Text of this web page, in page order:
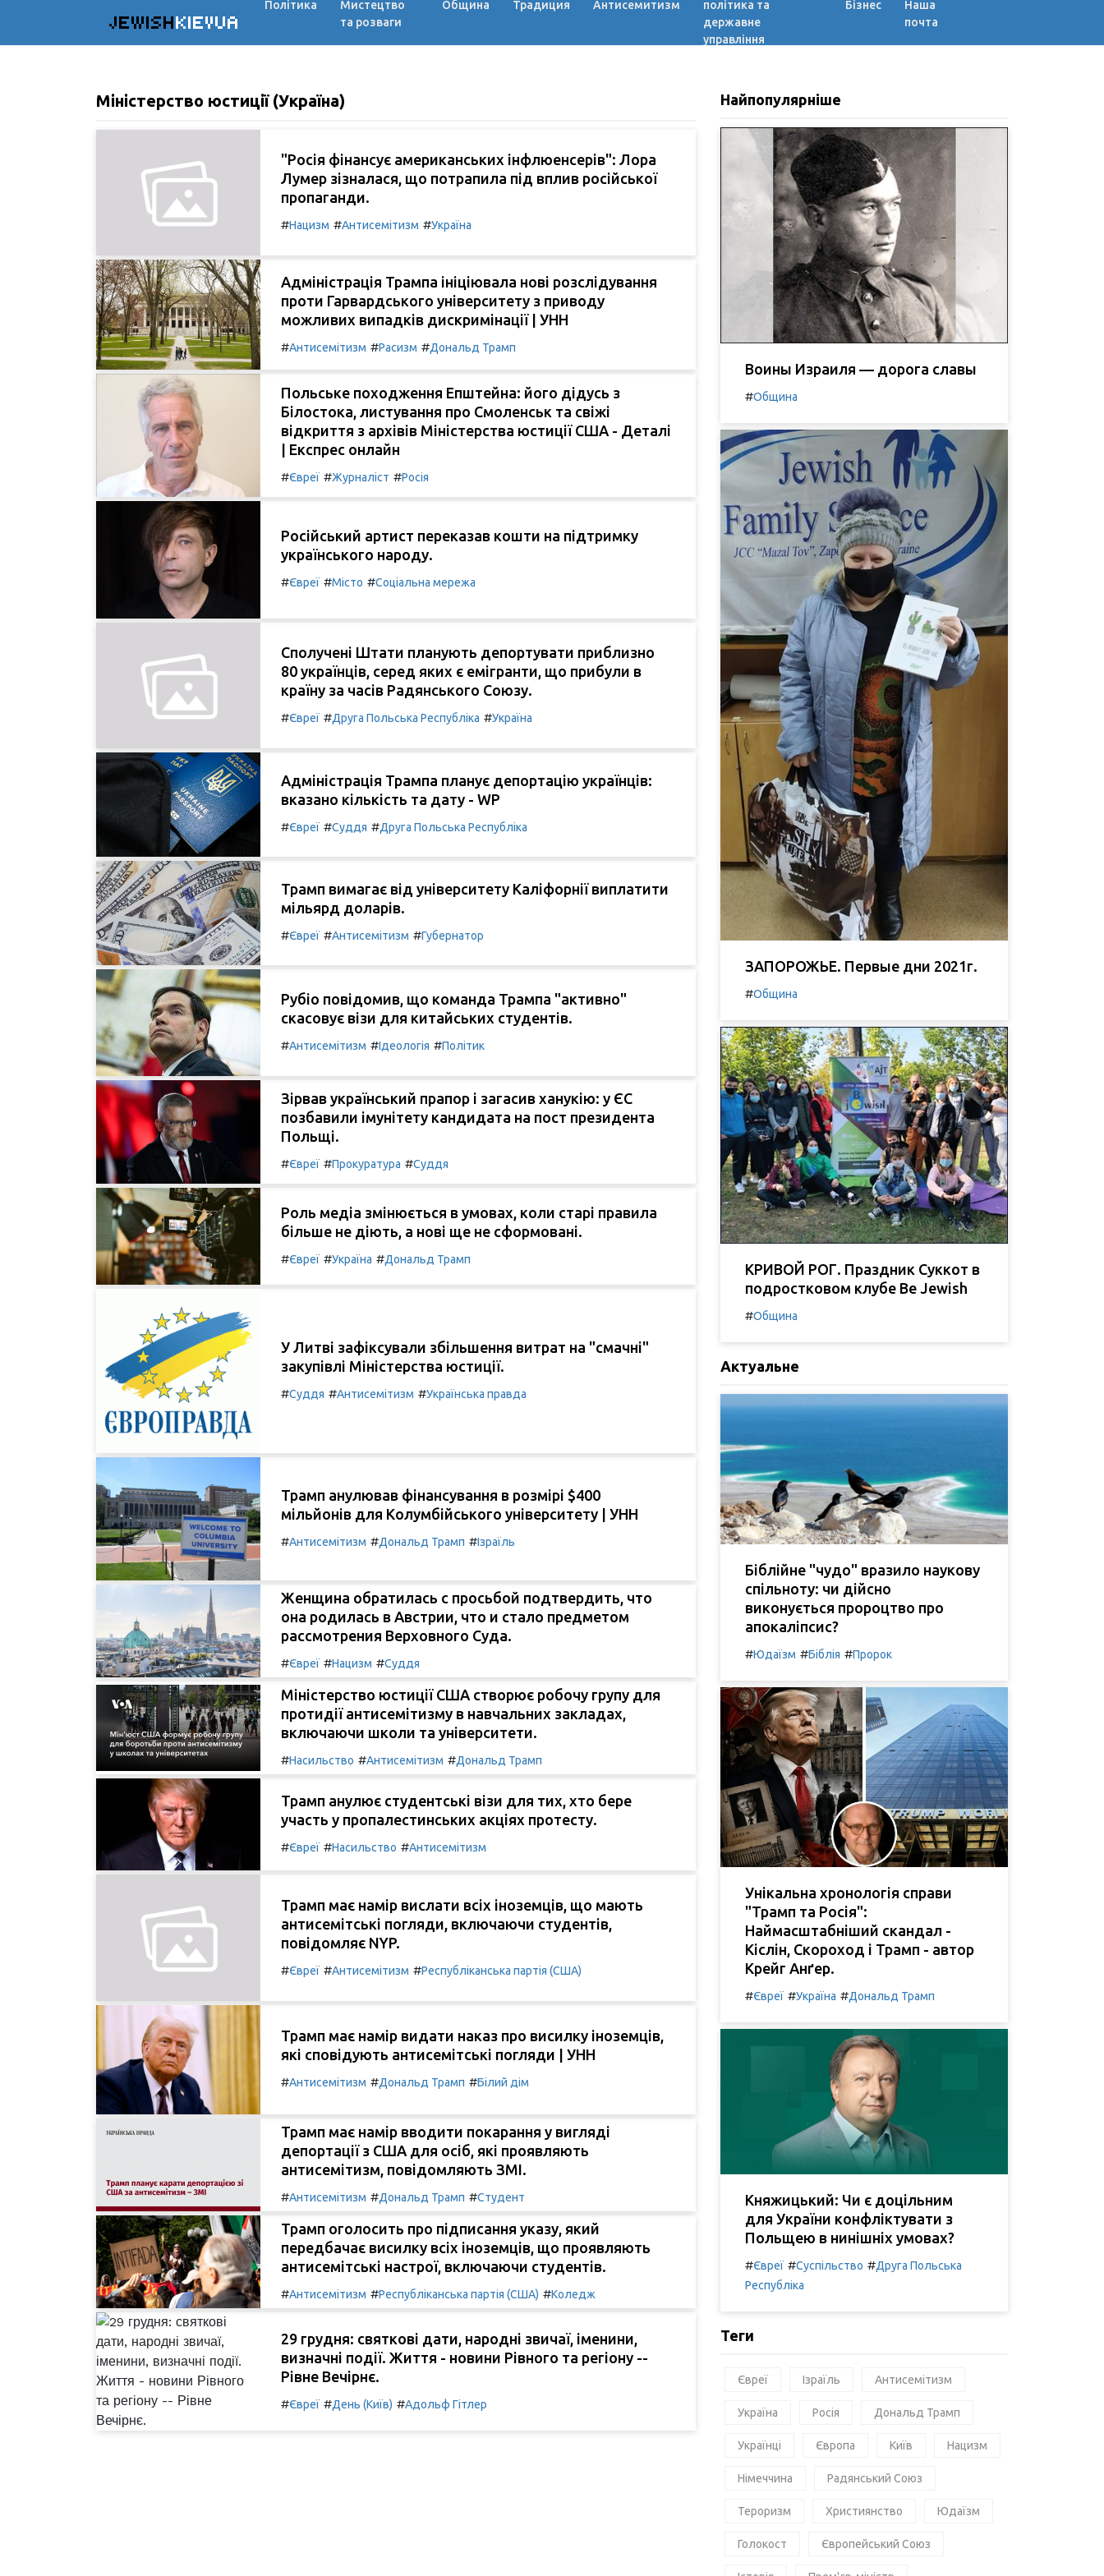
JEWISHKIEVUA
Політика
Мистецтво
та розваги
Община Традиция Антисемитизм
політика та
державне
управління
Бізнес
Наша
почта
Міністерство юстиції (Україна)
"Росія фінансує американських інфлюенсерів": Лора
Лумер зізналася, що потрапила під вплив російської
пропаганди.
#Нацизм #Антисемітизм #Україна
Адміністрація Трампа ініціювала нові розслідування
проти Гарвардського університету з приводу
можливих випадків дискримінації | УНН
#Антисемітизм #Расизм #Дональд Трамп
Польське походження Епштейна: його дідусь з
Білостока, листування про Смоленськ та свіжі
відкриття з архівів Міністерства юстиції США - Деталі
| Експрес онлайн
#Євреї #Журналіст #Росія
Російський артист переказав кошти на підтримку
українського народу.
#Євреї #Місто #Соціальна мережа
Сполучені Штати планують депортувати приблизно
80 українців, серед яких є емігранти, що прибули в
країну за часів Радянського Союзу.
#Євреї #Друга Польська Республіка #Україна
Адміністрація Трампа планує депортацію українців:
вказано кількість та дату - WP
#Євреї #Суддя #Друга Польська Республіка
Трамп вимагає від університету Каліфорнії виплатити
мільярд доларів.
#Євреї #Антисемітизм #Губернатор
Рубіо повідомив, що команда Трампа "активно"
скасовує візи для китайських студентів.
#Антисемітизм #Ідеологія #Політик
Зірвав український прапор і загасив ханукію: у ЄС
позбавили імунітету кандидата на пост президента
Польщі.
#Євреї #Прокуратура #Суддя
Роль медіа змінюється в умовах, коли старі правила
більше не діють, а нові ще не сформовані.
#Євреї #Україна #Дональд Трамп
У Литві зафіксували збільшення витрат на "смачні"
закупівлі Міністерства юстиції.
#Суддя #Антисемітизм #Українська правда
Трамп анулював фінансування в розмірі $400
мільйонів для Колумбійського університету | УНН
#Антисемітизм #Дональд Трамп #Ізраїль
Женщина обратилась с просьбой подтвердить, что
она родилась в Австрии, что и стало предметом
рассмотрения Верховного Суда.
#Євреї #Нацизм #Суддя
Міністерство юстиції США створює робочу групу для
протидії антисемітизму в навчальних закладах,
включаючи школи та університети.
#Насильство #Антисемітизм #Дональд Трамп
Трамп анулює студентські візи для тих, хто бере
участь у пропалестинських акціях протесту.
#Євреї #Насильство #Антисемітизм
Трамп має намір вислати всіх іноземців, що мають
антисемітські погляди, включаючи студентів,
повідомляє NYP.
#Євреї #Антисемітизм #Республіканська партія (США)
Трамп має намір видати наказ про висилку іноземців,
які сповідують антисемітські погляди | УНН
#Антисемітизм #Дональд Трамп #Білий дім
Трамп має намір вводити покарання у вигляді
депортації з США для осіб, які проявляють
антисемітизм, повідомляють ЗМІ.
#Антисемітизм #Дональд Трамп #Студент
Трамп оголосить про підписання указу, який
передбачає висилку всіх іноземців, що проявляють
антисемітські настрої, включаючи студентів.
#Антисемітизм #Республіканська партія (США) #Коледж
29 грудня: святкові дати, народні звичаї, іменини,
визначні події. Життя - новини Рівного та регіону --
Рівне Вечірнє.
#Євреї #День (Київ) #Адольф Гітлер
Найпопулярніше
Воины Израиля — дорога славы
#Община
ЗАПОРОЖЬЕ. Первые дни 2021г.
#Община
КРИВОЙ РОГ. Праздник Суккот в
подростковом клубе Be Jewish
#Община
Актуальне
Біблійне "чудо" вразило наукову
спільноту: чи дійсно
виконується пророцтво про
апокаліпсис?
#Юдаїзм #Біблія #Пророк
Унікальна хронологія справи
"Трамп та Росія":
Наймасштабніший скандал -
Кіслін, Скороход і Трамп - автор
Крейг Анґер.
#Євреї #Україна #Дональд Трамп
Княжицький: Чи є доцільним
для України конфліктувати з
Польщею в нинішніх умовах?
#Євреї #Суспільство #Друга Польська
Республіка
Теги
Євреї Ізраїль Антисемітизм
Україна Росія Дональд Трамп
Українці Європа Київ Нацизм
Німеччина Радянський Союз
Тероризм Християнство Юдаїзм
Голокост Європейський Союз